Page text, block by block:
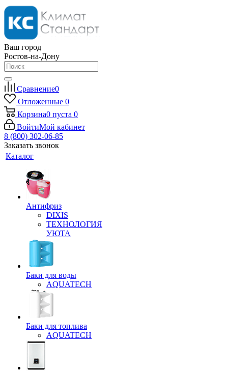
Ваш город
Ростов-на-Дону
Сравнение0
Отложенные 0
Корзина0 пуста 0
ВойтиМой кабинет
8 (800) 302-06-85
Заказать звонок
Каталог
Антифриз
DIXIS
ТЕХНОЛОГИЯ
УЮТА
Баки для воды
AQUATECH
Баки для топлива
AQUATECH